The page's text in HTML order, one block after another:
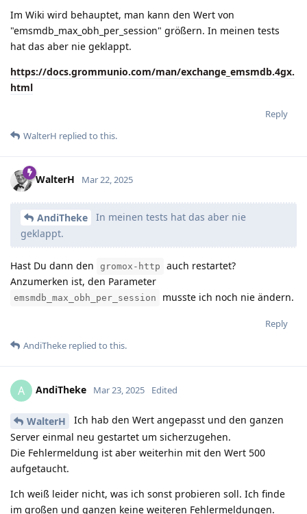
Im Wiki wird behauptet, man kann den Wert von
"emsmdb_max_obh_per_session" größern. In meinen tests
hat das aber nie geklappt.
https://docs.grommunio.com/man/exchange_emsmdb.4gx.
html
Reply
WalterH replied to this.
WalterH Mar 22, 2025
AndiTheke
In meinen tests hat das aber nie
geklappt.
Hast Du dann den gromox-http
auch restartet?
Anzumerken ist, den Parameter
emsmdb_max_obh_per_session musste ich noch nie ändern.
Reply
AndiTheke replied to this.
A AndiTheke Mar 23, 2025 Edited
WalterH
Ich hab den Wert angepasst und den ganzen
Server einmal neu gestartet um sicherzugehen.
Die Fehlermeldung ist aber weiterhin mit den Wert 500
aufgetaucht.
Ich weiß leider nicht, was ich sonst probieren soll. Ich finde
im großen und ganzen keine weiteren Fehlermeldungen.